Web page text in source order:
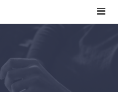
reviews
jou in de buurt?
Offerte
beginners +